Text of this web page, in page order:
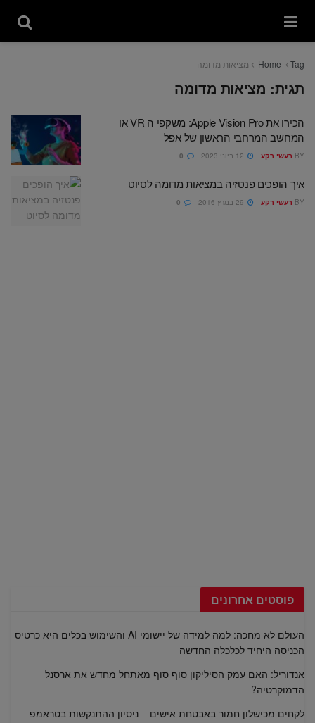
Home Tag מציאות מדומה
תגית: מציאות מדומה
הכירו את Apple Vision Pro: משקפי ה VR או
המחשב המרחבי הראשון של אפל
BY רעשי רקע
איך הופכים פנטזיה במציאות מדומה לסיוט
BY רעשי רקע
פוסטים אחרונים
העולם לא מחכה: למה למידה של יישומי AI והשימוש בכלים היא כרטיס
הכניסה היחיד לכלכלה החדשה
אנדוריל: האם עמק הסיליקון סוף סוף מאתחל מחדש את ארסנל
הדמוקרטיה?
לקחים מכישלון חמור באבטחת אישים – ניסיון ההתנקשות בטראמפ